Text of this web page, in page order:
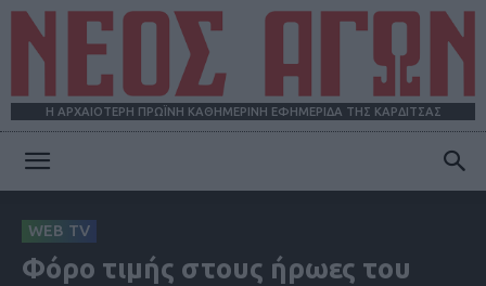
Η ΑΡΧΑΙΟΤΕΡΗ ΠΡΩΪΝΗ ΚΑΘΗΜΕΡΙΝΗ ΕΦΗΜΕΡΙΔΑ ΤΗΣ ΚΑΡΔΙΤΣΑΣ
ΑΓΩΝ
WEB TV
Φόρο τιμής στους ήρωες του